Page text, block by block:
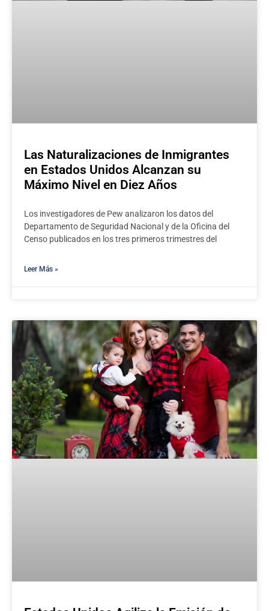
Las Naturalizaciones de Inmigrantes
en Estados Unidos Alcanzan su
Máximo Nivel en Diez Años
Los investigadores de Pew analizaron los datos del
Departamento de Seguridad Nacional y de la Oficina del
Censo publicados en los tres primeros trimestres del
Leer Más »